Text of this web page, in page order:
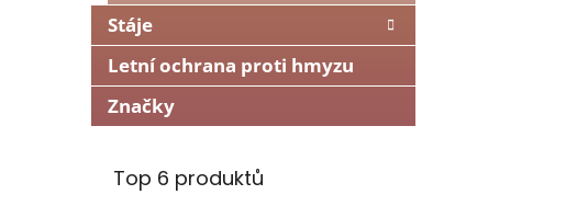
Stáje
Letní ochrana proti hmyzu
Značky
Top 6 produktů